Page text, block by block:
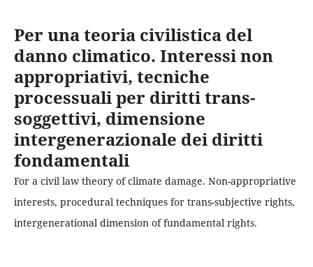
Per una teoria civilistica del
danno climatico. Interessi non
appropriativi, tecniche
processuali per diritti trans-
soggettivi, dimensione
intergenerazionale dei diritti
fondamentali
For a civil law theory of climate damage. Non-appropriative
interests, procedural techniques for trans-subjective rights,
intergenerational dimension of fundamental rights.